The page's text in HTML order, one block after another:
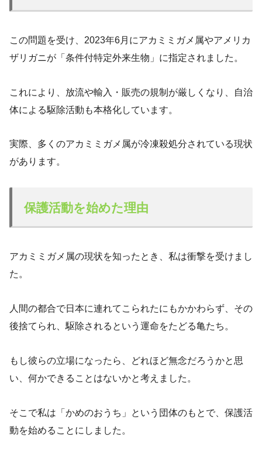
この問題を受け、2023年6月にアカミミガメ属やアメリカ
ザリガニが「条件付特定外来生物」に指定されました。
これにより、放流や輸入・販売の規制が厳しくなり、自治
体による駆除活動も本格化しています。
実際、多くのアカミミガメ属が冷凍殺処分されている現状
があります。
保護活動を始めた理由
アカミミガメ属の現状を知ったとき、私は衝撃を受けまし
た。
人間の都合で日本に連れてこられたにもかかわらず、その
後捨てられ、駆除されるという運命をたどる亀たち。
もし彼らの立場になったら、どれほど無念だろうかと思
い、何かできることはないかと考えました。
そこで私は「かめのおうち」という団体のもとで、保護活
動を始めることにしました。